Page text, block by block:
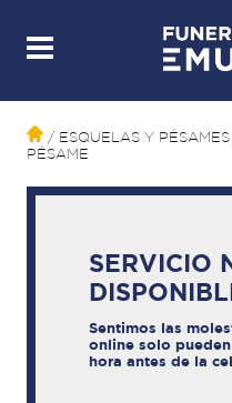
/ ESQUELAS Y PÉSAMES
PÉSAME
SERVICIO
Sentimos las
online solo
hora antes de la